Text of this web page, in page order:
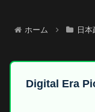
ホーム 日本
Digital Era